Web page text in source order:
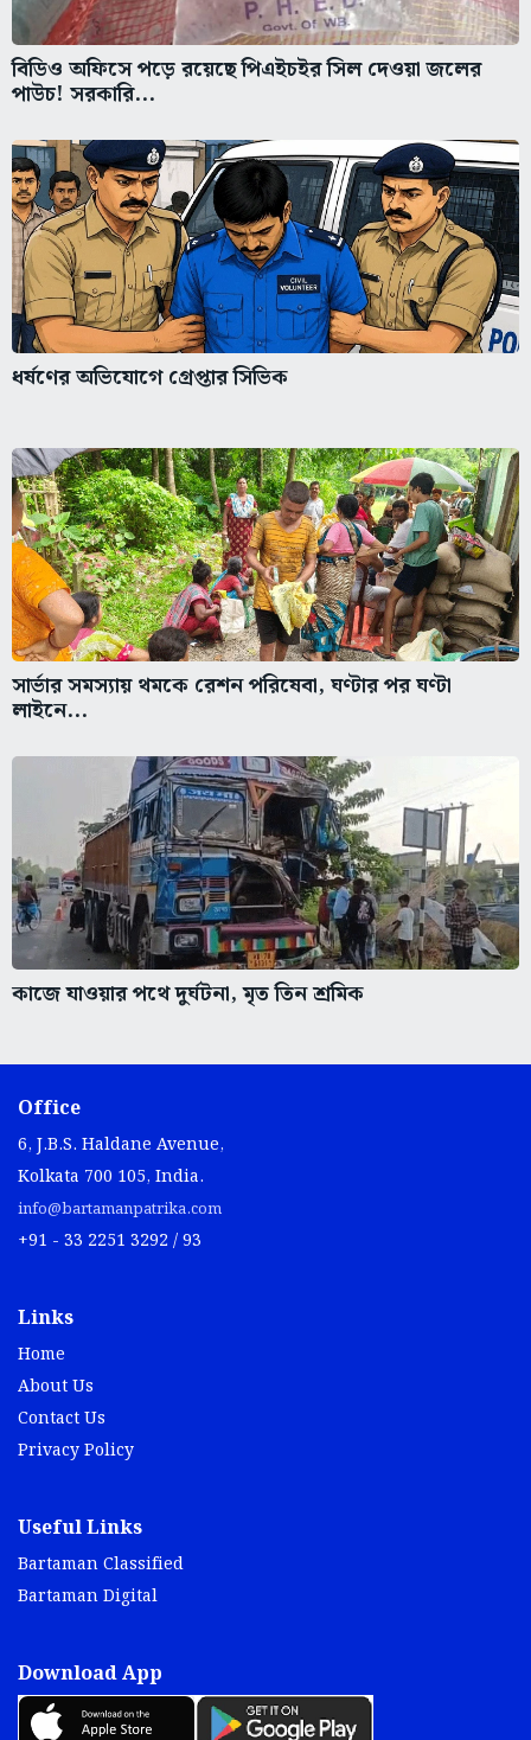
বিডিও অফিসে পড়ে রয়েছে পিএইচইর সিল দেওয়া জলের
পাউচ! সরকারি...
ধর্ষণের অভিযোগে গ্রেপ্তার সিভিক
সার্ভার সমস্যায় থমকে রেশন পরিষেবা, ঘণ্টার পর ঘণ্টা
লাইনে...
কাজে যাওয়ার পথে দুর্ঘটনা, মৃত তিন শ্রমিক
Office
6, J.B.S. Haldane Avenue,
Kolkata 700 105, India.
info@bartamanpatrika.com
+91 - 33 2251 3292 / 93
Links
Home
About Us
Contact Us
Privacy Policy
Useful Links
Bartaman Classified
Bartaman Digital
Download App